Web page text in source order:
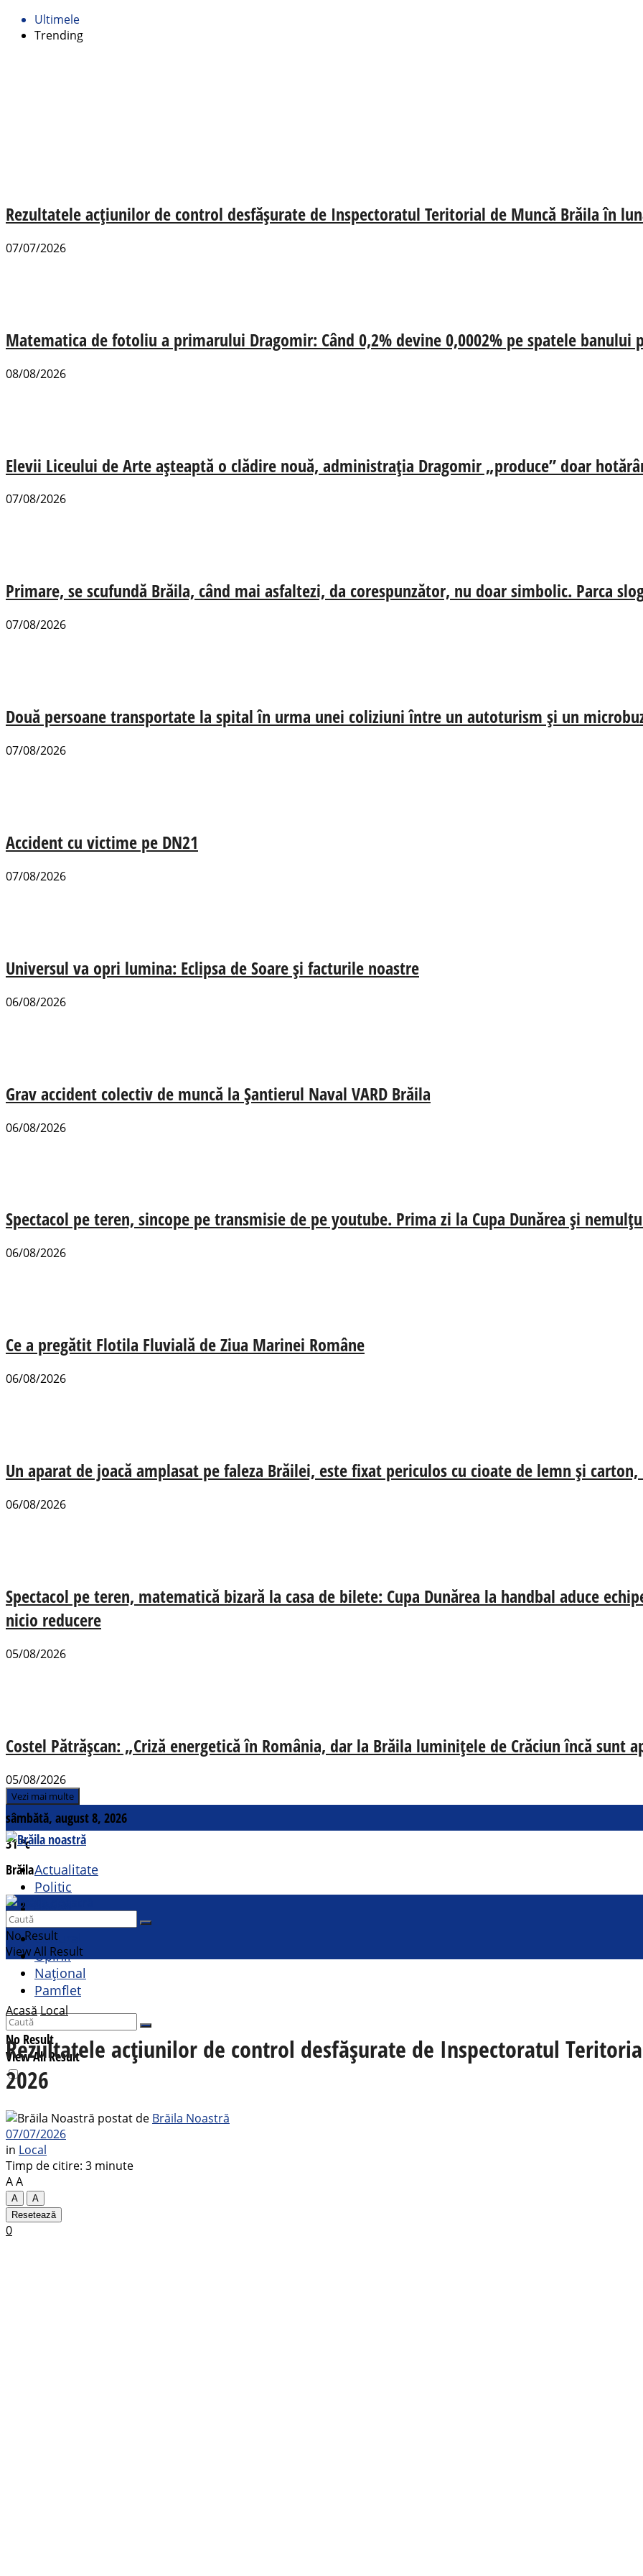
Ultimele
Trending
Rezultatele acțiunilor de control desfășurate de Inspectoratul Teritorial de Muncă Brăila în
07/07/2026
Matematica de fotoliu a primarului Dragomir: Când 0,2% devine 0,0002% pe spatele banului
08/08/2026
Elevii Liceului de Arte așteaptă o clădire nouă, administrația Dragomir „produce” doar
07/08/2026
Primare, se scufundă Brăila, când mai asfaltezi, da corespunzător, nu doar simbolic. Parca
07/08/2026
Două persoane transportate la spital în urma unei coliziuni între un autoturism și un
07/08/2026
Accident cu victime pe DN21
07/08/2026
Universul va opri lumina: Eclipsa de Soare și facturile noastre
06/08/2026
Grav accident colectiv de muncă la Șantierul Naval VARD Brăila
06/08/2026
Spectacol pe teren, sincope pe transmisie de pe youtube. Prima zi la Cupa Dunărea și
06/08/2026
Ce a pregătit Flotila Fluvială de Ziua Marinei Române
06/08/2026
Un aparat de joacă amplasat pe faleza Brăilei, este fixat periculos cu cioate de lemn și
06/08/2026
Spectacol pe teren, matematică bizară la casa de bilete: Cupa Dunărea la handbal aduce
nicio reducere
05/08/2026
Costel Pătrășcan: „Criză energetică în România, dar la Brăila luminițele de Crăciun încă sunt
05/08/2026
Vezi mai multe
sâmbătă, august 8, 2026
31°c
Brăila
Contact
Actualitate
Politic
Cultural
Opinii
Național
Pamflet
No Result
View All Result
No Result
View All Result
AcasăLocal
Rezultatele acțiunilor de control desfășurate de Inspectoratul
2026
postat de Brăila Noastră
07/07/2026
in Local
Timp de citire: 3 minute
AA
A
A
Resetează
0